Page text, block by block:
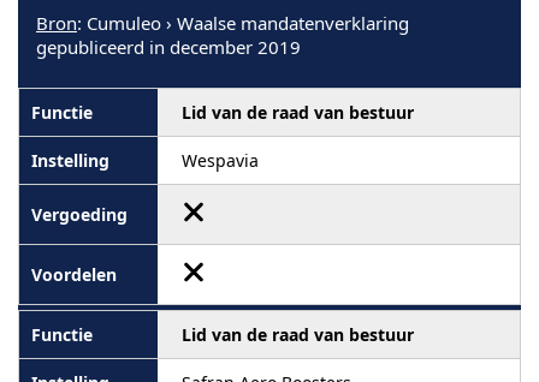
Bron: Cumuleo › Waalse mandatenverklaring
gepubliceerd in december 2019
Lid van de raad van bestuur
Wespavia
Lid van de raad van bestuur